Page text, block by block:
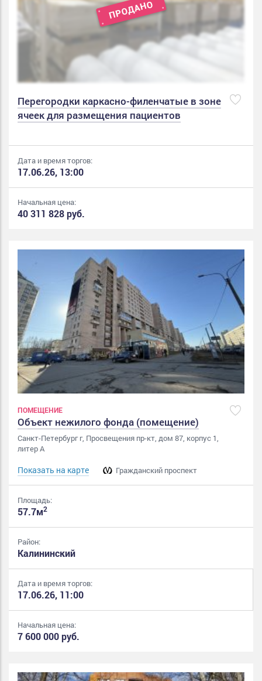
Перегородки каркасно-филенчатые в зоне
ячеек для размещения пациентов
Дата и время торгов:
17.06.26, 13:00
Начальная цена:
40 311 828 руб.
ПОМЕЩЕНИЕ
Объект нежилого фонда (помещение)
Санкт-Петербург г, Просвещения пр-кт, дом 87, корпус 1,
литер А
Показать на карте Гражданский проспект
Площадь:
57.7м2
Район:
Калининский
Дата и время торгов:
17.06.26, 11:00
Начальная цена:
7 600 000 руб.